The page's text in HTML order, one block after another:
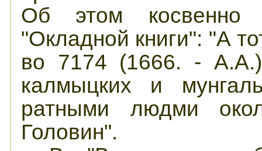
Об этом косвенно
"Окладной книги": "А
во 7174 (1666. - А.А.)
калмыцких и
ратными людми
Головин".